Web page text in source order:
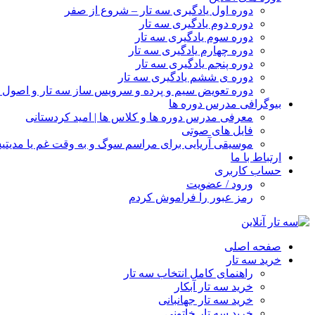
دوره اول یادگیری سه تار – شروع از صفر
دوره دوم یادگیری سه تار
دوره سوم یادگیری سه تار
دوره چهارم یادگیری سه تار
دوره پنجم یادگیری سه تار
دوره ی ششم یادگیری سه تار
دوره تعویض سیم و پرده و سرویس ساز سه تار و اصول
بیوگرافی مدرس دوره ها
معرفی مدرس دوره ها و کلاس ها | امید کردستانی
فایل های صوتی
موسیقی آریایی برای مراسم سوگ و به وقت غم یا
ارتباط با ما
حساب کاربری
ورود / عضویت
رمز عبور را فراموش کردم
صفحه اصلی
خرید سه تار
راهنمای کامل انتخاب سه تار
خرید سه تار آبکار
خرید سه تار جهانبانی